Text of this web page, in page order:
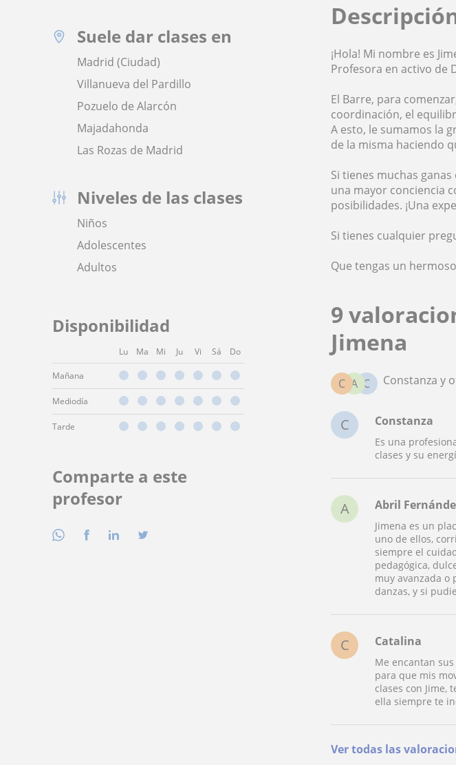
Suele dar clases en
Madrid (Ciudad)
Villanueva del Pardillo
Pozuelo de Alarcón
Majadahonda
Las Rozas de Madrid
Niveles de las clases
Niños
Adolescentes
Adultos
Disponibilidad
Lu Ma Mi Ju Vi Sá Do
Mañana
Mediodía
Tarde
Comparte a este
profesor
¡Hola! Mi nombre es
Profesora en activo de
El Barre, para
coordinación, el
A esto, le sumamos la
de la misma haciendo
Si tienes muchas
una mayor conciencia
posibilidades. ¡Una
Si tienes cualquier
Que tengas un
9
Jimena
C
A
C Constanza y
C Constanza
Es una
clases y su
A Abril
Jimena es un
uno de ellos,
siempre el
pedagógica,
muy avanzada o
danzas, y si
C Catalina
Me encantan
para que mis
clases con Jime,
ella siempre te
Ver todas las